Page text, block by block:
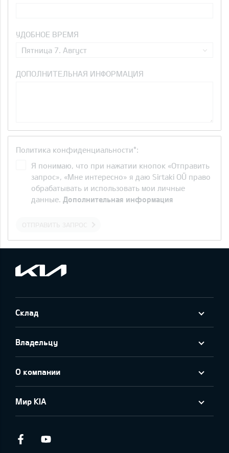
УДОБНОЕ ВРЕМЯ
Пятница 7. Август
ДОПОЛНИТЕЛЬНАЯ ИНФОРМАЦИЯ
Политика конфиденциальности*:
Я понимаю, что при нажатии кнопок «Отправить
запрос», «Мне интересно» я даю Sirtaki OÜ право
обрабатывать и использовать мои личные
данные. Дополнительная информация
Склад
Владельцу
О компании
Мир KIA
Facebook